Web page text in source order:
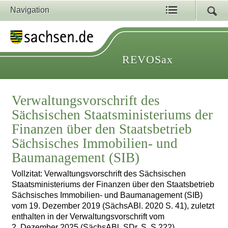
Navigation
REVOSax
Verwaltungsvorschrift des
Sächsischen Staatsministeriums der
Finanzen über den Staatsbetrieb
Sächsisches Immobilien- und
Baumanagement (SIB)
Vollzitat: Verwaltungsvorschrift des Sächsischen
Staatsministeriums der Finanzen über den Staatsbetrieb
Sächsisches Immobilien- und Baumanagement (SIB)
vom 19. Dezember 2019 (SächsABl. 2020 S. 41), zuletzt
enthalten in der Verwaltungsvorschrift vom